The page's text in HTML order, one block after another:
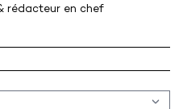
rédacteur en chef